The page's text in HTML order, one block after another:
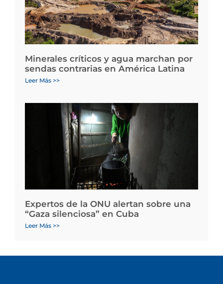
Minerales críticos y agua marchan por
sendas contrarias en América Latina
Leer Más >>
Expertos de la ONU alertan sobre una
“Gaza silenciosa” en Cuba
Leer Más >>